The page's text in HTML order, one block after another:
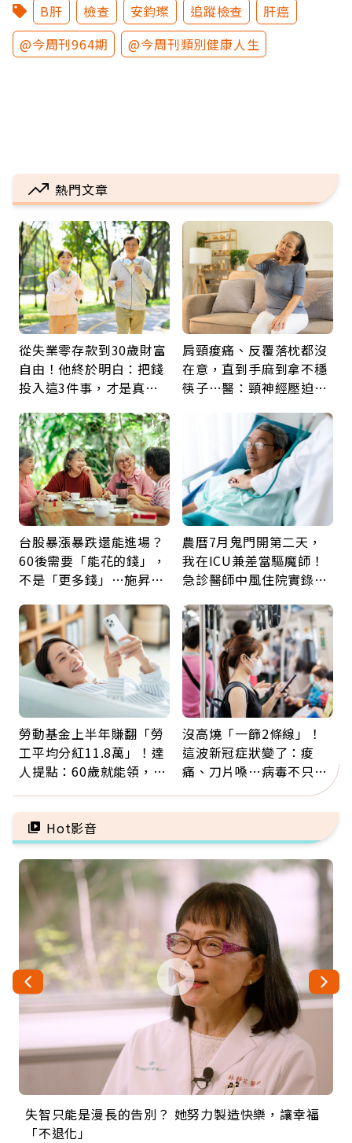
B肝 檢查 安鈞璨 追蹤檢查
肝癌
@今周刊964期
@今周刊類別健康人生
熱門文章
從失業零存款到30歲財富
自由！他終於明白：把錢
投入這3件事，才是真正
肩頸痠痛、反覆落枕都沒
在意，直到手麻到拿不穩
筷子…醫：頸神經壓迫上
台股暴漲暴跌還能進場？
60後需要「能花的錢」，
不是「更多錢」…施昇
票
農曆7月鬼門開第二天，
我在ICU兼差當驅魔師！
急診醫師中風住院實錄：
勞動基金上半年賺翻「勞
工平均分紅11.8萬」！達
人提點：60歲就能領，重
沒高燒「一篩2條線」！
這波新冠症狀變了：痠
痛、刀片嗓…病毒不只攻
肺，三高族恐引發全身血
管發炎
Hot影音
失智只能是漫長的告別？ 她努力製造快樂，讓幸福
「不退化」
來自剛果的巧克力神父 為台灣奉獻36年 「台灣是我
的家，我連作夢都講台語！」
63歲卸矽谷副總、搬回台灣找快樂！「蛋黃哥小
丑」走進安養院，逗樂上萬爺奶：退休後才開始真
104歲打破金氏世界紀錄 成為全球最年長羽球選
手，分享長壽的秘密原來是「這個」
事業巔峰他選擇追夢…黑手阿伯拉小提琴還登上小
巨蛋！連CNN都大讚！